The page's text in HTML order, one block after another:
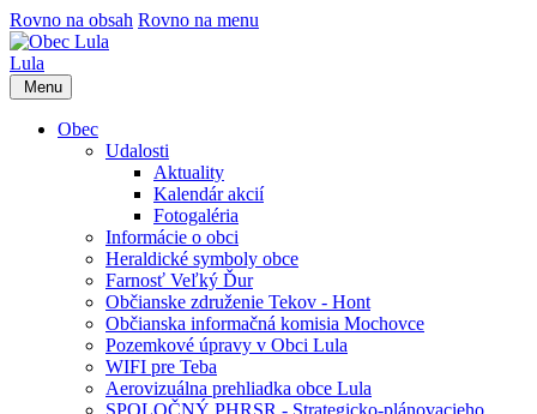
Rovno na obsah Rovno na menu
Lula
Menu
Obec
Udalosti
Aktuality
Kalendár akcií
Fotogaléria
Informácie o obci
Heraldické symboly obce
Farnosť Veľký Ďur
Občianske združenie Tekov - Hont
Občianska informačná komisia Mochovce
Pozemkové úpravy v Obci Lula
WIFI pre Teba
Aerovizuálna prehliadka obce Lula
SPOLOČNÝ PHRSR - Strategicko-plánovacieho